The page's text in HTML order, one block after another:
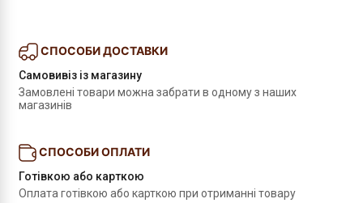
СПОСОБИ ДОСТАВКИ
Самовивіз із магазину
Замовлені товари можна забрати в одному з наших
магазинів
СПОСОБИ ОПЛАТИ
Готівкою або карткою
Оплата готівкою або карткою при отриманні товару